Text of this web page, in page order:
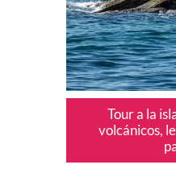
Tour a la
volcánicos,